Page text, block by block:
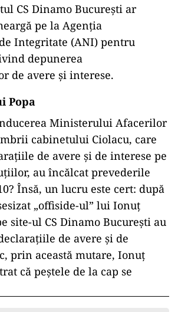
CS Dinamo București ar
pe la Agenția
Integritate (ANI) pentru
depunerea
de avere și interese.
Popa
Ministerului Afacerilor
cabinetului Ciolacu, care
de avere și de interese pe
au încălcat prevederile
Însă, un lucru este cert: după
„offiside-ul” lui Ionuț
site-ul CS Dinamo București au
de avere și de
prin această mutare, Ionuț
că peștele de la cap se